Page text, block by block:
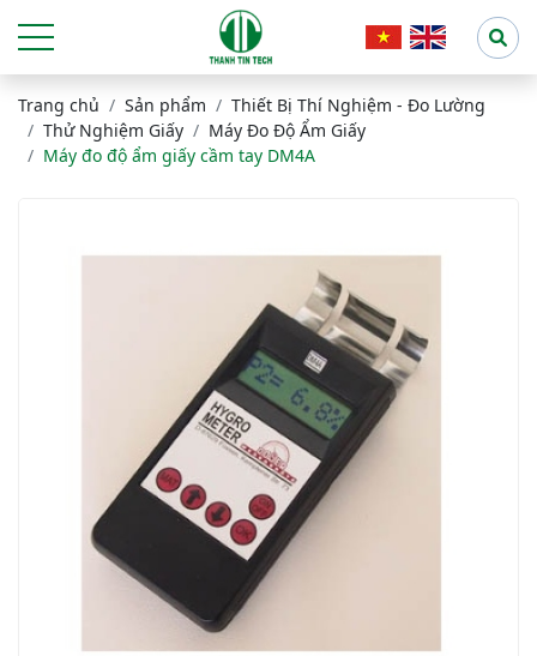
Trang chủ Sản phẩm
Thiết Bị Thí Nghiệm - Đo Lường
Thử Nghiệm Giấy
Máy Đo Độ Ẩm Giấy
Máy đo độ ẩm giấy cầm tay DM4A